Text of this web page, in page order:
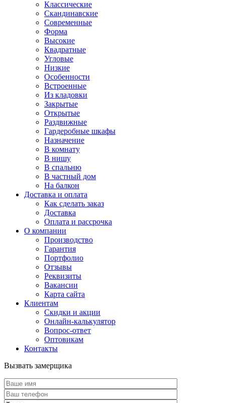
Классические
Скандинавские
Современные
Форма
Высокие
Квадратные
Угловые
Низкие
Особенности
Встроенные
Из кладовки
Закрытые
Открытые
Раздвижные
Гардеробные шкафы
Назначение
В комнату
В нишу
В спальню
В частный дом
На балкон
Доставка и оплата
Как сделать заказ
Доставка
Оплата и рассрочка
О компании
Производство
Гарантия
Портфолио
Отзывы
Реквизиты
Вакансии
Карта сайта
Клиентам
Скидки и акции
Онлайн-калькулятор
Вопрос-ответ
Оптовикам
Контакты
Вызвать замерщика